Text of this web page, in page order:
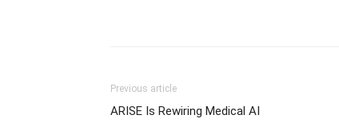
Previous article
ARISE Is Rewiring Medical AI